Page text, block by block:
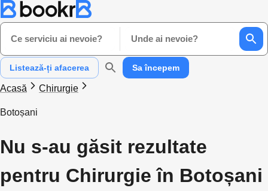
Ce serviciu ai nevoie? Unde ai nevoie?
Listează-ți afacerea Sa începem
Acasă Chirurgie
Botoșani
Nu s-au găsit rezultate
pentru Chirurgie în Botoșani